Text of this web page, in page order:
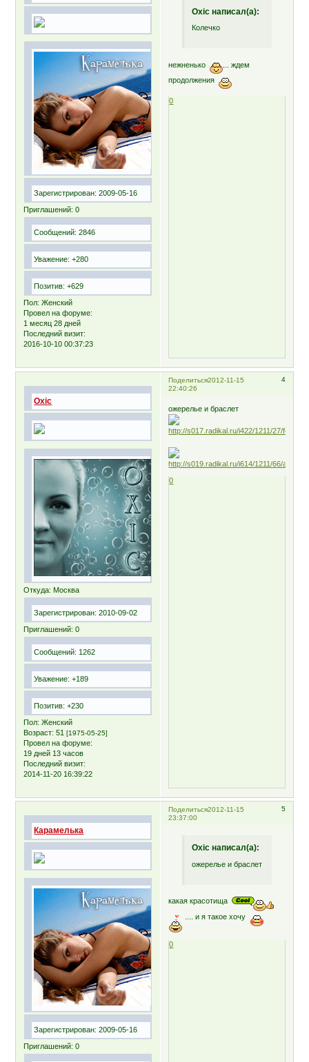
Зарегистрирован: 2009-05-16
Приглашений: 0
Сообщений: 2846
Уважение: +280
Позитив: +629
Пол: Женский
Провел на форуме:
1 месяц 28 дней
Последний визит:
2016-10-10 00:37:23
Oxic написал(а):
Колечко
нежненько
... ждем
продолжения
0
Поделиться 4
2012-11-15
22:40:26
Oxic
Откуда: Москва
Зарегистрирован: 2010-09-02
Приглашений: 0
Сообщений: 1262
Уважение: +189
Позитив: +230
Пол: Женский
Возраст: 51[1975-05-25]
Провел на форуме:
19 дней 13 часов
Последний визит:
2014-11-20 16:39:22
ожерелье и браслет
0
Поделиться 5
2012-11-15
23:37:00
Карамелька
Зарегистрирован: 2009-05-16
Приглашений: 0
Oxic написал(а):
ожерелье и браслет
какая красотища
.... и я такое хочу
0